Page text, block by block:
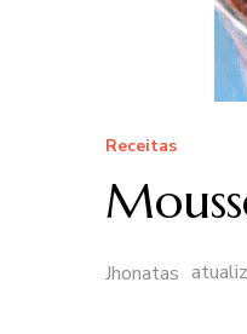
Receitas
Jhonatas